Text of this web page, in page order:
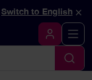
Switch to English ×
Logga in
Sök